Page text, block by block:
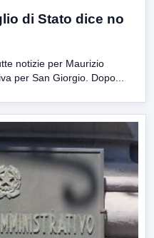
di Stato dice no
notizie per Maurizio
per San Giorgio. Dopo...